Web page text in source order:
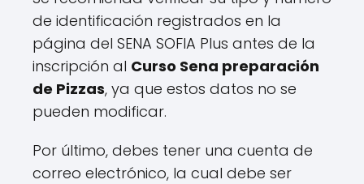
de identificación registrados en la
página del SENA SOFIA Plus antes de la
inscripción al Curso Sena preparación
de Pizzas, ya que estos datos no se
pueden modificar.
Por último, debes tener una cuenta de
correo electrónico, la cual debe ser